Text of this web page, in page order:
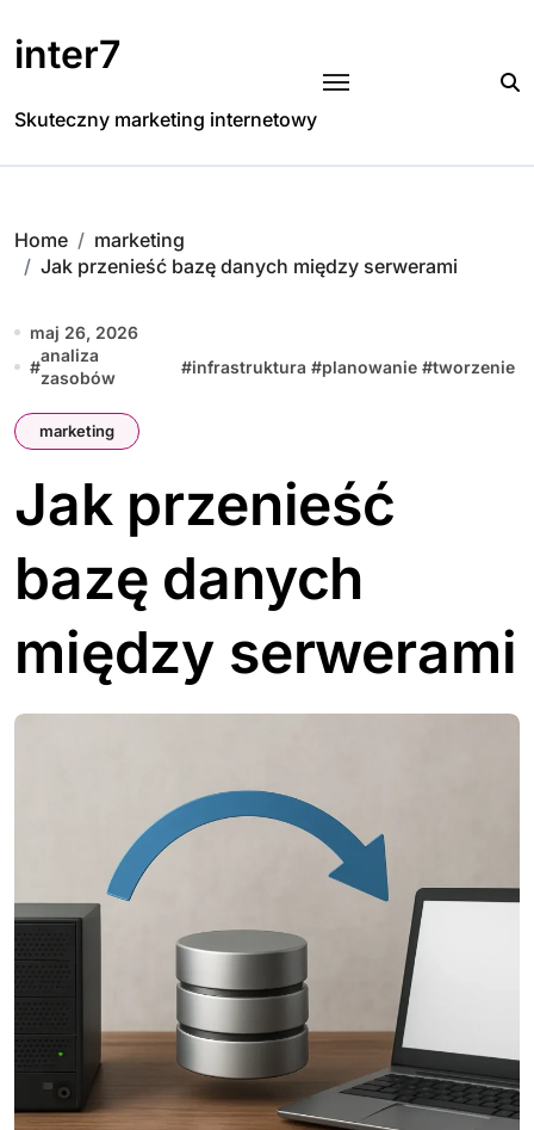
to
content
inter7
Skuteczny marketing internetowy
Home
marketing
Jak przenieść bazę danych między serwerami
maj 26, 2026
#
analiza
zasobów
#infrastruktura #planowanie #tworzenie
marketing
Jak przenieść
bazę danych
między serwerami